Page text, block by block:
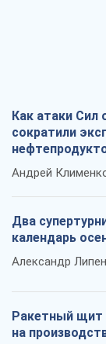
Как атаки
сократили
Андрей
Два
календарь
Александр
Ракетный щит
на